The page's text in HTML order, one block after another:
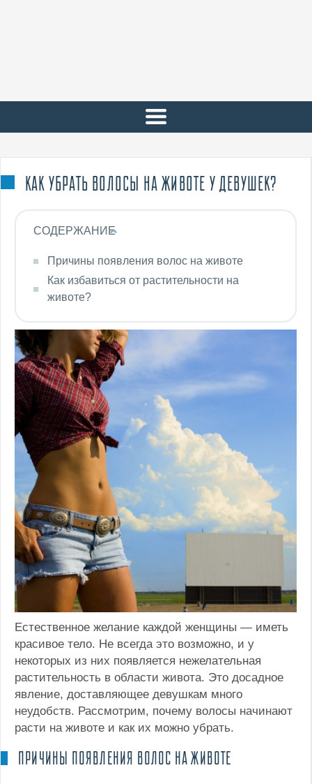
КАК УБРАТЬ ВОЛОСЫ НА ЖИВОТЕ У ДЕВУШЕК?
СОДЕРЖАНИЕ
Причины появления волос на животе
Как избавиться от растительности на
животе?
Естественное желание каждой женщины — иметь
красивое тело. Не всегда это возможно, и у
некоторых из них появляется нежелательная
растительность в области живота. Это досадное
явление, доставляющее девушкам много
неудобств. Рассмотрим, почему волосы начинают
расти на животе и как их можно убрать.
ПРИЧИНЫ ПОЯВЛЕНИЯ ВОЛОС НА ЖИВОТЕ